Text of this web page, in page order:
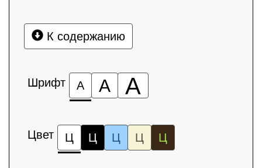
К содержанию
Шрифт А А А
Цвет Ц Ц Ц Ц Ц